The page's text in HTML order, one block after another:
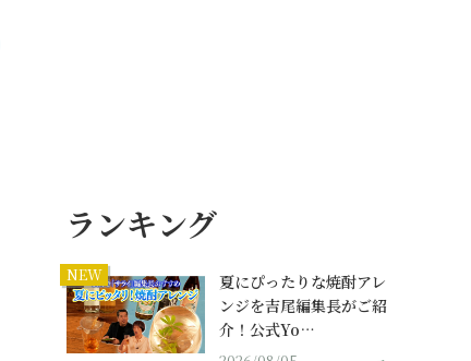
ランキング
NEW
夏にぴったりな焼酎アレ
ンジを吉尾編集長がご紹
介！公式Yo…